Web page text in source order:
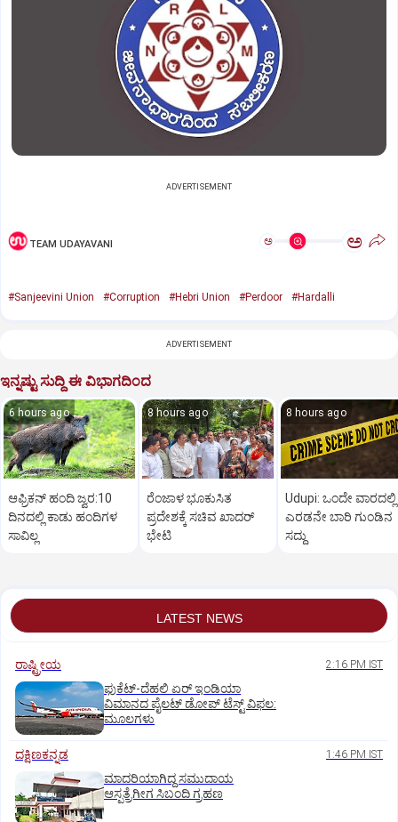
ADVERTISEMENT
TEAM UDAYAVANI ಅ ಅ
#Sanjeevini Union #Corruption #Hebri Union #Perdoor #Hardalli
ADVERTISEMENT
ಇನ್ನಷ್ಟು ಸುದ್ದಿ ಈ ವಿಭಾಗದಿಂದ
6 hours ago
ಆಫ್ರಿಕನ್‌ ಹಂದಿ ಜ್ವರ:10
ದಿನದಲ್ಲಿ ಕಾಡು ಹಂದಿಗಳ
ಸಾವಿಲ್ಲ
8 hours ago
ರೆಂಜಾಳ ಭೂಕುಸಿತ
ಪ್ರದೇಶಕ್ಕೆ ಸಚಿವ ಖಾದರ್‌
ಭೇಟಿ
8 hours ago
Udupi: ಒಂದೇ ವಾರದಲ್ಲಿ
ಎರಡನೇ ಬಾರಿ ಗುಂಡಿನ
ಸದ್ದು
LATEST NEWS
ರಾಷ್ಟ್ರೀಯ 2:16 PM IST
ಫುಕೆಟ್‌-ದೆಹಲಿ ಏರ್‌ ಇಂಡಿಯಾ
ವಿಮಾನದ ಪೈಲಟ್‌ ಡೋಪ್‌ ಟೆಸ್ಟ್‌ ವಿಫಲ:
ಮೂಲಗಳು
ದಕ್ಷಿಣಕನ್ನಡ 1:46 PM IST
ಮಾದರಿಯಾಗಿದ್ದ ಸಮುದಾಯ
ಆಸ್ಪತ್ರೆಗೀಗ ಸಿಬಂದಿ ಗ್ರಹಣ